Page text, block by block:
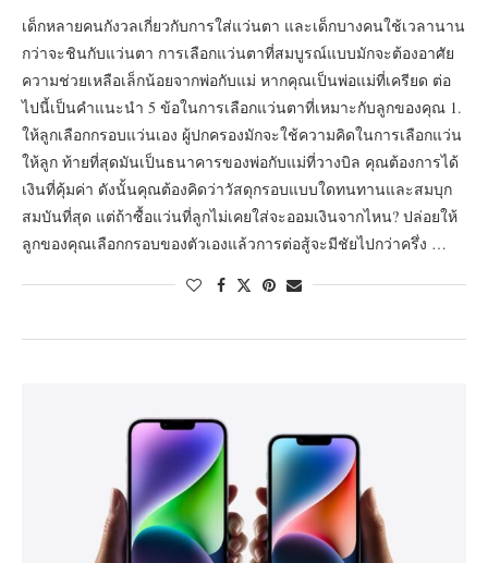
เด็กหลายคนกังวลเกี่ยวกับการใส่แว่นตา และเด็กบางคนใช้เวลานาน
กว่าจะชินกับแว่นตา การเลือกแว่นตาที่สมบูรณ์แบบมักจะต้องอาศัย
ความช่วยเหลือเล็กน้อยจากพ่อกับแม่ หากคุณเป็นพ่อแม่ที่เครียด ต่อ
ไปนี้เป็นคำแนะนำ 5 ข้อในการเลือกแว่นตาที่เหมาะกับลูกของคุณ 1.
ให้ลูกเลือกกรอบแว่นเอง ผู้ปกครองมักจะใช้ความคิดในการเลือกแว่น
ให้ลูก ท้ายที่สุดมันเป็นธนาคารของพ่อกับแม่ที่วางบิล คุณต้องการได้
เงินที่คุ้มค่า ดังนั้นคุณต้องคิดว่าวัสดุกรอบแบบใดทนทานและสมบุก
สมบันที่สุด แต่ถ้าซื้อแว่นที่ลูกไม่เคยใส่จะออมเงินจากไหน? ปล่อยให้
ลูกของคุณเลือกกรอบของตัวเองแล้วการต่อสู้จะมีชัยไปกว่าครึ่ง …